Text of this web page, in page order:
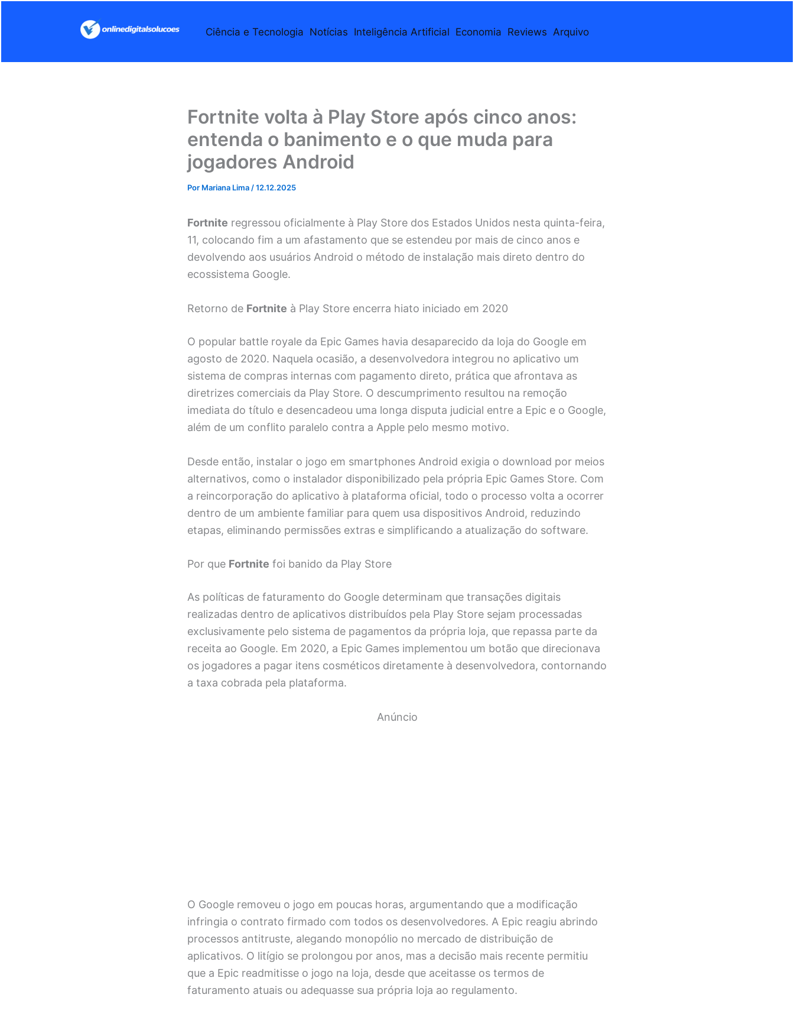
conteúdo
Ciência e Tecnologia Notícias Inteligência Artificial Economia Reviews Arquivo
Fortnite volta à Play Store após cinco anos:
entenda o banimento e o que muda para
jogadores Android
Por Mariana Lima /12.12.2025
Fortnite regressou oficialmente à Play Store dos Estados Unidos nesta quinta-feira,
11, colocando fim a um afastamento que se estendeu por mais de cinco anos e
devolvendo aos usuários Android o método de instalação mais direto dentro do
ecossistema Google.
Retorno de Fortnite à Play Store encerra hiato iniciado em 2020
O popular battle royale da Epic Games havia desaparecido da loja do Google em
agosto de 2020. Naquela ocasião, a desenvolvedora integrou no aplicativo um
sistema de compras internas com pagamento direto, prática que afrontava as
diretrizes comerciais da Play Store. O descumprimento resultou na remoção
imediata do título e desencadeou uma longa disputa judicial entre a Epic e o Google,
além de um conflito paralelo contra a Apple pelo mesmo motivo.
Desde então, instalar o jogo em smartphones Android exigia o download por meios
alternativos, como o instalador disponibilizado pela própria Epic Games Store. Com
a reincorporação do aplicativo à plataforma oficial, todo o processo volta a ocorrer
dentro de um ambiente familiar para quem usa dispositivos Android, reduzindo
etapas, eliminando permissões extras e simplificando a atualização do software.
Por que Fortnite foi banido da Play Store
As políticas de faturamento do Google determinam que transações digitais
realizadas dentro de aplicativos distribuídos pela Play Store sejam processadas
exclusivamente pelo sistema de pagamentos da própria loja, que repassa parte da
receita ao Google. Em 2020, a Epic Games implementou um botão que direcionava
os jogadores a pagar itens cosméticos diretamente à desenvolvedora, contornando
a taxa cobrada pela plataforma.
Anúncio
O Google removeu o jogo em poucas horas, argumentando que a modificação
infringia o contrato firmado com todos os desenvolvedores. A Epic reagiu abrindo
processos antitruste, alegando monopólio no mercado de distribuição de
aplicativos. O litígio se prolongou por anos, mas a decisão mais recente permitiu
que a Epic readmitisse o jogo na loja, desde que aceitasse os termos de
faturamento atuais ou adequasse sua própria loja ao regulamento.